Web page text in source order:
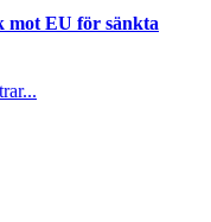
mot EU för sänkta